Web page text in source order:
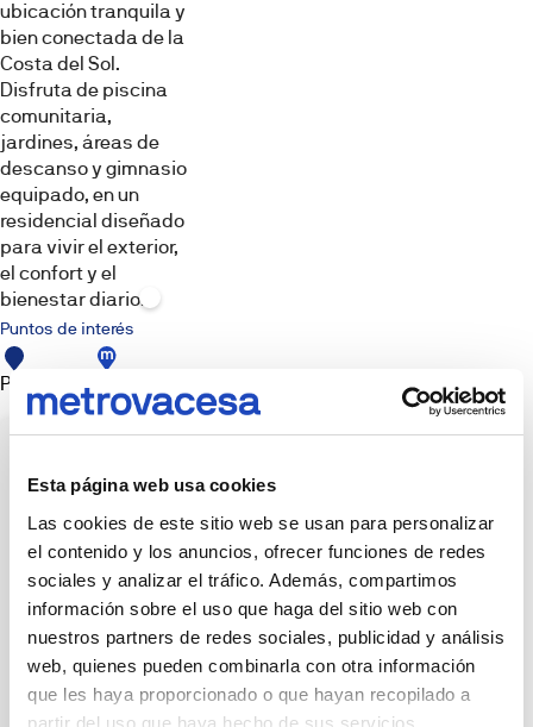
Esta página web usa cookies
Las cookies de este sitio web se usan para personalizar
el contenido y los anuncios, ofrecer funciones de redes
sociales y analizar el tráfico. Además, compartimos
información sobre el uso que haga del sitio web con
nuestros partners de redes sociales, publicidad y análisis
web, quienes pueden combinarla con otra información
que les haya proporcionado o que hayan recopilado a
partir del uso que haya hecho de sus servicios.
ubicación tranquila y
bien conectada de la
Costa del Sol.
Disfruta de piscina
comunitaria,
jardines, áreas de
descanso y gimnasio
equipado, en un
residencial diseñado
para vivir el exterior,
el confort y el
bienestar diario.
Puntos de interés
Promoción
venta
Baño Otros
Imágenes,
infografías
y
recreaciones
3D
con
fines
ilustrativos.
El
amueblamiento,
elementos
decorativos,
iluminación
y
atrezzo
mostrados
no
forman
parte
entregable
expresamente.
imágenes
reflejar
exactitud
dimensiones,
acabados,
materiales
equipamientos.